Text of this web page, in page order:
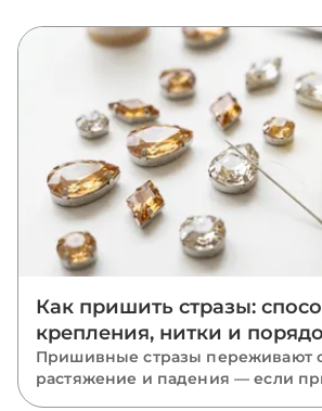
Как пришить стразы:
крепления, нитки и
Пришивные стразы переживают
растяжение и падения — если